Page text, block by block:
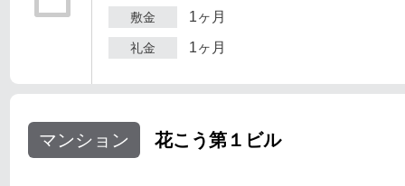
敷金 1ヶ月
礼金 1ヶ月
マンション 花こう第１ビル